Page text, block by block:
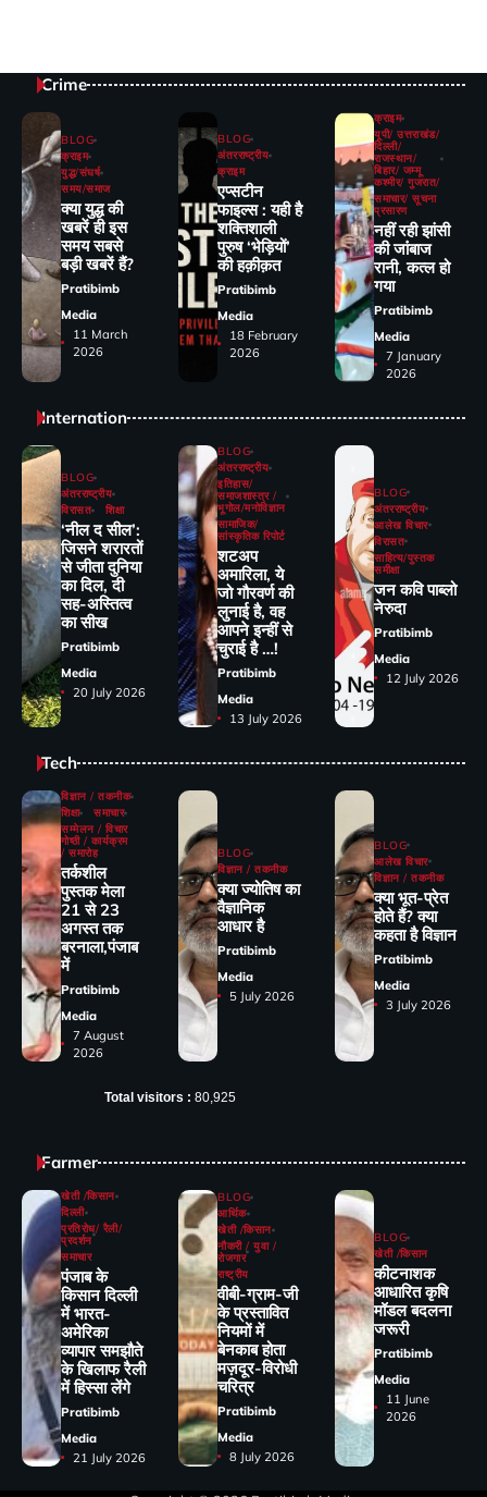
Crime
BLOG
क्राइम
युद्ध/संघर्ष
समय/समाज
क्या युद्ध की
खबरें ही इस
समय सबसे
बड़ी खबरें हैं?
Pratibimb
Media
11 March
2026
BLOG
अंतरराष्ट्रीय
क्राइम
एप्सटीन
फाइल्स : यही है
शक्तिशाली
पुरुष ‘भेड़ियों’
की हक़ीक़त
Pratibimb
Media
18 February
2026
क्राइम
यूपी/ उत्तराखंड/
दिल्ली/
राजस्थान/
बिहार/ जम्मू
कश्मीर/ गुजरात/
समाचार/ सूचना
प्रसारण
नहीं रही झांसी
की जांंबाज
रानी, कत्‍ल हो
गया
Pratibimb
Media
7 January
2026
Internation
BLOG
अंतरराष्ट्रीय
विरासत
शिक्षा
‘नील द सील’:
जिसने शरारतों
से जीता दुनिया
का दिल, दी
सह-अस्तित्व
का सीख
Pratibimb
Media
20 July 2026
BLOG
अंतरराष्ट्रीय
इतिहास/
समाजशास्त्र /
भूगोल/मनोविज्ञान
सामाजिक/
सांस्कृतिक रिपोर्ट
शटअप
अमारिला, ये
जो गौरवर्ण की
लुनाई है, वह
आपने इन्हीं से
चुराई है …!
Pratibimb
Media
13 July 2026
BLOG
अंतरराष्ट्रीय
आलेख विचार
विरासत
साहित्य/पुस्तक
समीक्षा
जन कवि पाब्लो
नेरुदा
Pratibimb
Media
12 July 2026
Tech
विज्ञान / तकनीक
शिक्षा
समाचार
सम्मेलन / विचार
गोष्ठी / कार्यक्रम
/ समारोह
तर्कशील
पुस्तक मेला
21 से 23
अगस्त तक
बरनाला,पंजाब
में
Pratibimb
Media
7 August
2026
BLOG
विज्ञान / तकनीक
क्या ज्योतिष का
वैज्ञानिक
आधार है
Pratibimb
Media
5 July 2026
BLOG
आलेख विचार
विज्ञान / तकनीक
क्या भूत-प्रेत
होते हैं? क्या
कहता है विज्ञान
Pratibimb
Media
3 July 2026
Total visitors : 80,925
Farmer
खेती /किसान
दिल्ली
प्रतिरोध/ रैली/
प्रदर्शन
समाचार
पंजाब के
किसान दिल्ली
में भारत-
अमेरिका
व्यापार समझौते
के खिलाफ रैली
में हिस्सा लेंगे
Pratibimb
Media
21 July 2026
BLOG
आर्थिक
खेती /किसान
नौकरी / युवा /
रोजगार
राष्ट्रीय
वीबी-ग्राम-जी
के प्रस्तावित
नियमों में
बेनकाब होता
मज़दूर-विरोधी
चरित्र
Pratibimb
Media
8 July 2026
BLOG
खेती /किसान
कीटनाशक
आधारित कृषि
मॉडल बदलना
जरूरी
Pratibimb
Media
11 June
2026